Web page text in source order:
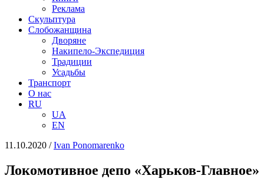
Реклама
Скульптура
Слобожанщина
Дворяне
Накипело-Экспедиция
Традиции
Усадьбы
Транспорт
О нас
RU
UA
EN
11.10.2020 /Іvan Ponomarenko
Локомотивное депо «Харьков-Главное»